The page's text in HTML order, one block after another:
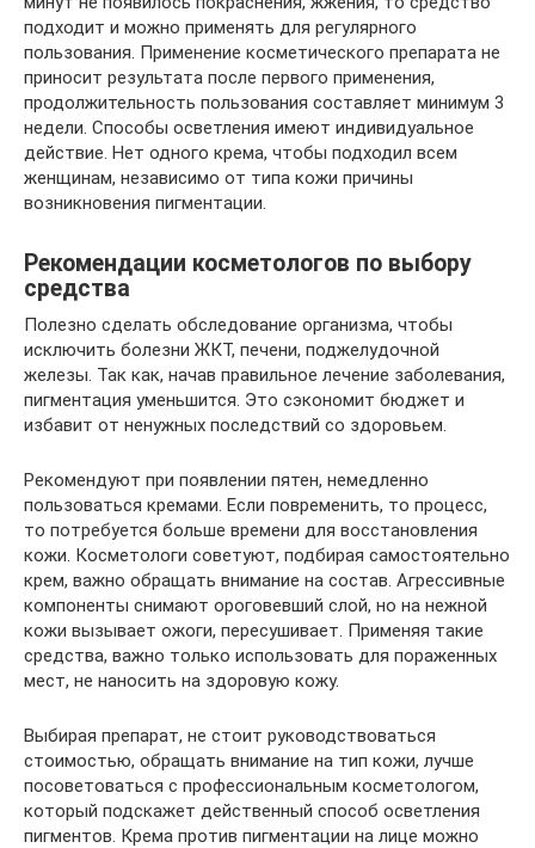
подходит и можно применять для регулярного
пользования. Применение косметического препарата не
приносит результата после первого применения,
продолжительность пользования составляет минимум 3
недели. Способы осветления имеют индивидуальное
действие. Нет одного крема, чтобы подходил всем
женщинам, независимо от типа кожи причины
возникновения пигментации.
Рекомендации косметологов по выбору
средства
Полезно сделать обследование организма, чтобы
исключить болезни ЖКТ, печени, поджелудочной
железы. Так как, начав правильное лечение заболевания,
пигментация уменьшится. Это сэкономит бюджет и
избавит от ненужных последствий со здоровьем.
Рекомендуют при появлении пятен, немедленно
пользоваться кремами. Если повременить, то процесс,
то потребуется больше времени для восстановления
кожи. Косметологи советуют, подбирая самостоятельно
крем, важно обращать внимание на состав. Агрессивные
компоненты снимают ороговевший слой, но на нежной
кожи вызывает ожоги, пересушивает. Применяя такие
средства, важно только использовать для пораженных
мест, не наносить на здоровую кожу.
Выбирая препарат, не стоит руководствоваться
стоимостью, обращать внимание на тип кожи, лучше
посоветоваться с профессиональным косметологом,
который подскажет действенный способ осветления
пигментов. Крема против пигментации на лице можно